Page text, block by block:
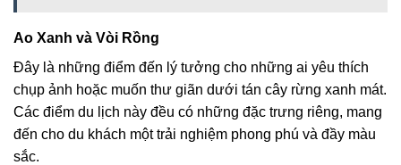
Ao Xanh và Vòi Rồng
Đây là những điểm đến lý tưởng cho những ai yêu thích
chụp ảnh hoặc muốn thư giãn dưới tán cây rừng xanh mát.
Các điểm du lịch này đều có những đặc trưng riêng, mang
đến cho du khách một trải nghiệm phong phú và đầy màu
sắc.